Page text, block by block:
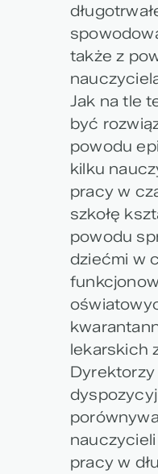
także z
Jak na tle
być
powodu
kilku
pracy w
szkołę
powodu
dziećmi w
lekarskich
pracy w